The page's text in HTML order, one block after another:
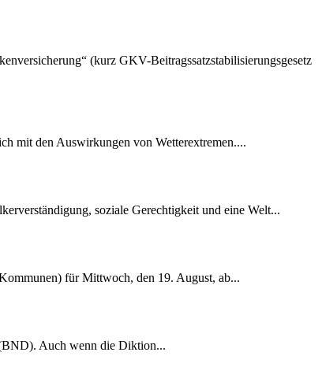
(kurz GKV-Beitragssatzstabilisierungsgesetz
mit den Auswirkungen von Wetterextremen....
soziale Gerechtigkeit und eine Welt...
für Mittwoch, den 19. August, ab...
Auch wenn die Diktion...